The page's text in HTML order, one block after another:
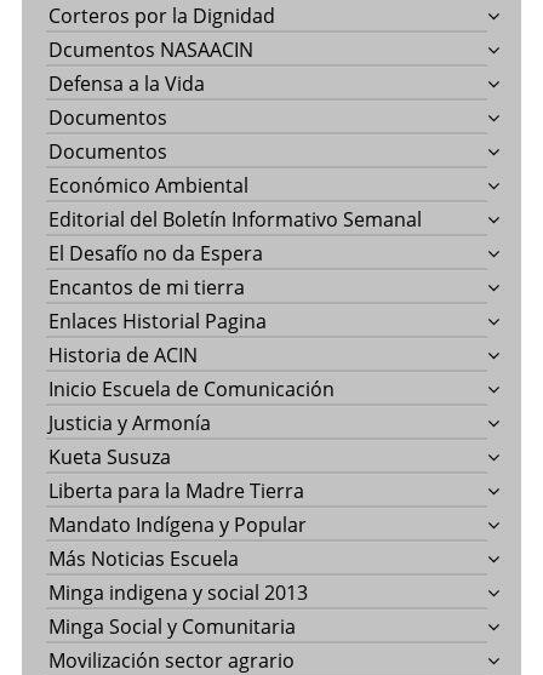
Corteros por la Dignidad
Dcumentos NASAACIN
Defensa a la Vida
Documentos
Documentos
Económico Ambiental
Editorial del Boletín Informativo Semanal
El Desafío no da Espera
Encantos de mi tierra
Enlaces Historial Pagina
Historia de ACIN
Inicio Escuela de Comunicación
Justicia y Armonía
Kueta Susuza
Liberta para la Madre Tierra
Mandato Indígena y Popular
Más Noticias Escuela
Minga indigena y social 2013
Minga Social y Comunitaria
Movilización sector agrario